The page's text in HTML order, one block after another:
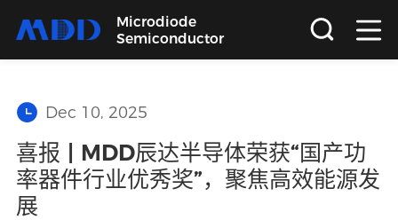
Microdiode
Semiconductor
应用
Dec 10, 2025
喜报 | MDD辰达半导体荣获“国产功
率器件行业优秀奖”，聚焦高效能源发
展